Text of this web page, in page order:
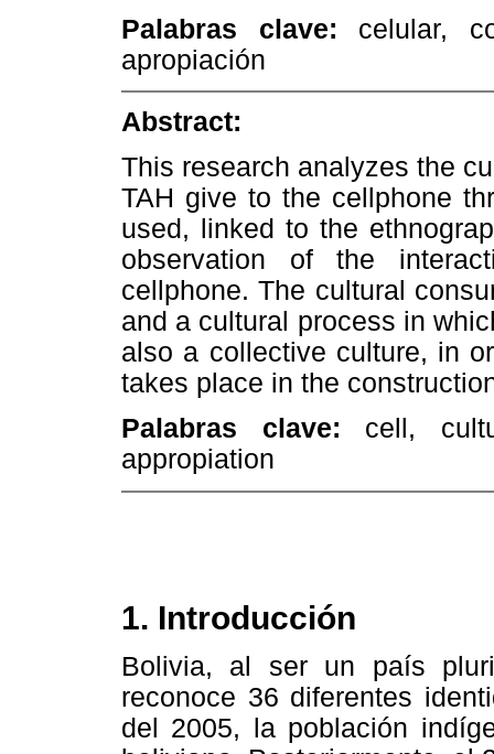
Palabras clave: celular,
apropiación
Abstract:
This research analyzes the
TAH give to the cellphone
used, linked to the
observation of the
cellphone. The cultural
and a cultural process in
also a collective culture, in
takes place in the
Palabras clave: cell,
appropiation
1. Introducción
Bolivia, al ser un país
reconoce 36 diferentes
del 2005, la población